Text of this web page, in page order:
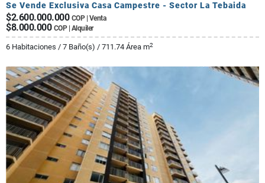
Se Vende Exclusiva Casa Campestre - Sector La Tebaida
$2.600.000.000 COP | Venta
$8.000.000 COP | Alquiler
6 Habitaciones / 7 Baño(s) / 711.74 Área m2